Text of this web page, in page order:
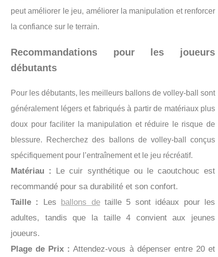
peut améliorer le jeu, améliorer la manipulation et renforcer
la confiance sur le terrain.
Recommandations pour les joueurs
débutants
Pour les débutants, les meilleurs ballons de volley-ball sont
généralement légers et fabriqués à partir de matériaux plus
doux pour faciliter la manipulation et réduire le risque de
blessure. Recherchez des ballons de volley-ball conçus
spécifiquement pour l’entraînement et le jeu récréatif.
Matériau :
Le cuir synthétique ou le caoutchouc est
recommandé pour sa durabilité et son confort.
Taille :
Les ballons detaille 5 sont idéaux pour les
adultes, tandis que la taille 4 convient aux jeunes
joueurs.
Plage de Prix : Attendez-vous à dépenser entre 20 et